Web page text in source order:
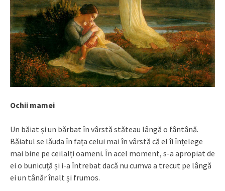
Ochii mamei
Un băiat și un bărbat în vârstă stăteau lângă o fântână.
Băiatul se lăuda în fața celui mai în vârstă că el îi înțelege
mai bine pe ceilalți oameni. În acel moment, s-a apropiat de
ei o bunicuță și i-a întrebat dacă nu cumva a trecut pe lângă
ei un tânăr înalt și frumos.